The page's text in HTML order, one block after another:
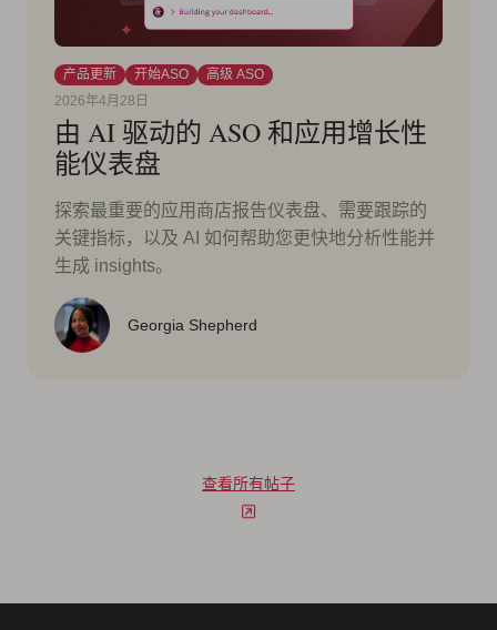
产品更新 开始ASO
高级 ASO
2026年4月28日
由 AI 驱动的 ASO 和应用增长性
能仪表盘
探索最重要的应用商店报告仪表盘、需要跟踪的
关键指标，以及 AI 如何帮助您更快地分析性能并
生成 insights。
Georgia Shepherd
查看所有帖子